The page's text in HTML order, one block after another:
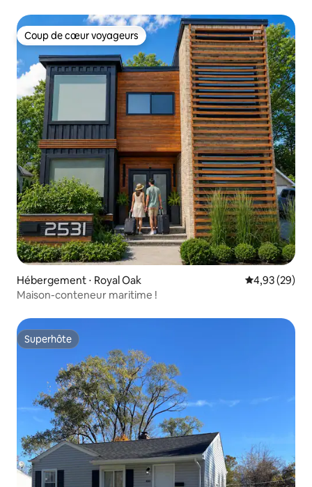
Coup de cœur voyageurs
Coup de cœur voyageurs
Hébergement ⋅ Royal Oak Évaluation
4,93 (29)
Maison-conteneur maritime !
Superhôte
Superhôte